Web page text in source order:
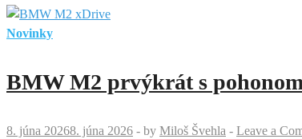
Novinky
BMW M2 prvýkrát s
8. júna 20268. júna 2026 - by Miloš Švehla - Leave a